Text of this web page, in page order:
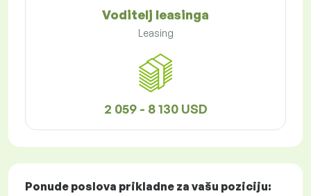
Voditelj leasinga
Leasing
2 059 - 8 130 USD
Ponude poslova prikladne za vašu poziciju: